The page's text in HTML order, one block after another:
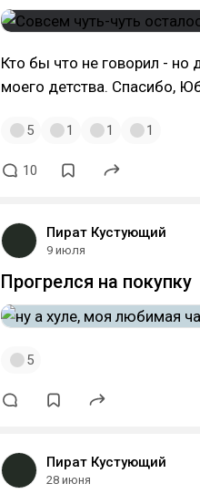
Кто бы что не говорил - но
моего детства. Спасибо,
5 1 1 1
10
Пират Кустующий
9 июля
Прогрелся на покупку
5
Пират Кустующий
28 июня